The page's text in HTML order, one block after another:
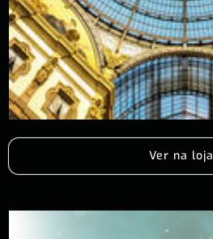
Ver na loja